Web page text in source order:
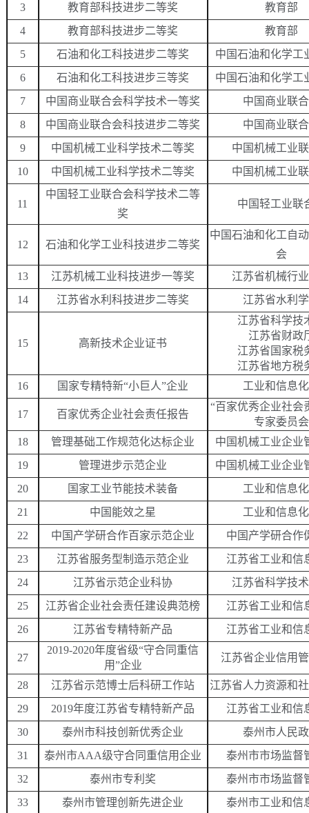
3
教育部科技进步二等奖
教育部
4
教育部科技进步二等奖
教育部
5
石油和化工科技进步二等奖
中国石油和化学工
6
石油和化工科技进步三等奖
中国石油和化学工
7
中国商业联合会科学技术一等奖
中国商业联
8
中国商业联合会科技进步二等奖
中国商业联
9
中国机械工业科学技术二等奖
中国机械工业
10
中国机械工业科学技术二等奖 中国机械工业
11
中国轻工业联合会科学技术二等
奖
中国轻工业联
12 石油和化学工业科技进步二等奖
中国石油和化工自
会
13
江苏机械工业科技进步一等奖
江苏省机械行
14
江苏省水利科技进步二等奖 江苏省水利
15 高新技术企业证书
江苏省科学技
江苏省财政
江苏省国家税
江苏省地方税
16
国家专精特新“小巨人”企业 工业和信息
17 百家优秀企业社会责任报告
“百家优秀企业社会
专家委员会
18
管理基础工作规范化达标企业
中国机械工业企业
19
管理进步示范企业
中国机械工业企业
20
国家工业节能技术装备
工业和信息
21
中国能效之星
工业和信息
22
中国产学研合作百家示范企业
中国产学研合作
23
江苏省服务型制造示范企业
江苏省工业和信
24
江苏省示范企业科协
江苏省科学技
25
江苏省企业社会责任建设典范榜
江苏省工业和信
26
江苏省专精特新产品 江苏省工业和信
27
2019-2020年度省级“守合同重信
用”企业
江苏省企业信用
28 江苏省示范博士后科研工作站
江苏省人力资源和
29
2019年度江苏省专精特新产品
江苏省工业和信
30
泰州市科技创新优秀企业
泰州市人民
31
泰州市AAA级守合同重信用企业
泰州市市场监督
32
泰州市专利奖
泰州市市场监督
33
泰州市管理创新先进企业 泰州市工业和信